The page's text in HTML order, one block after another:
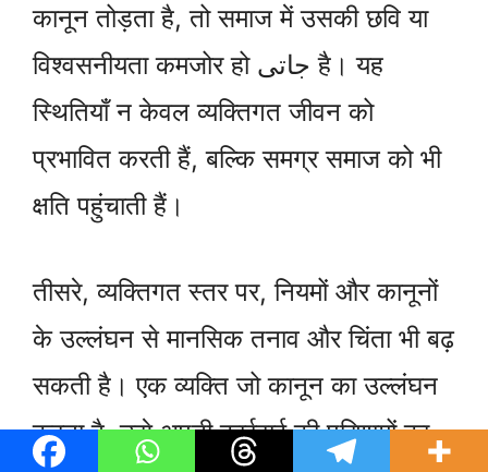
कानून तोड़ता है, तो समाज में उसकी छवि या
विश्वसनीयता कमजोर हो جاتی है। यह
स्थितियाँ न केवल व्यक्तिगत जीवन को
प्रभावित करती हैं, बल्कि समग्र समाज को भी
क्षति पहुंचाती हैं।
तीसरे, व्यक्तिगत स्तर पर, नियमों और कानूनों
के उल्लंघन से मानसिक तनाव और चिंता भी बढ़
सकती है। एक व्यक्ति जो कानून का उल्लंघन
करता है, उसे अपनी कार्रवाई की परिणामों का